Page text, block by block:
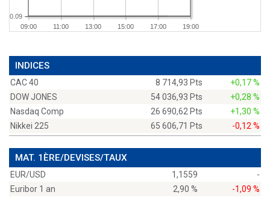
09:00 11:00 13:00 15:00 17:00 19:00
0.09
INDICES
CAC 40 8 714,93 Pts
+0,17 %
DOW JONES
54 036,93 Pts
+0,28 %
Nasdaq Comp
26 690,62 Pts
+1,30 %
Nikkei 225
65 606,71 Pts -0,12 %
MAT. 1ÈRE/DEVISES/TAUX
EUR/USD 1,1559
-
Euribor 1 an
2,90 %
-1,09 %